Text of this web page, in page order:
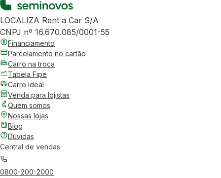
LOCALIZA Rent a Car S/A
CNPJ nº 16.670.085/0001-55
Financiamento
Parcelamento no cartão
Carro na troca
Tabela Fipe
Carro Ideal
Venda para lojistas
Quem somos
Nossas lojas
Blog
Dúvidas
Central de vendas
0800-200-2000